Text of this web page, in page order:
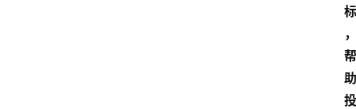
标
，
帮
助
投